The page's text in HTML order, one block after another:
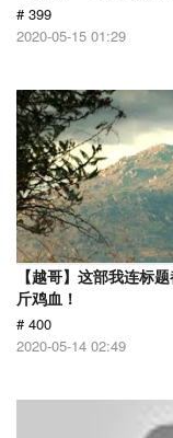
# 399
2020-05-15 01:29
【越哥】这部我连标
斤鸡血！
# 400
2020-05-14 02:49